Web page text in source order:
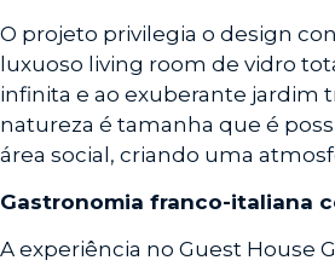
O projeto privilegia o design
luxuoso living room de vidro
infinita e ao exuberante jardim
natureza é tamanha que é
área social, criando uma
Gastronomia franco-italiana
A experiência no Guest House